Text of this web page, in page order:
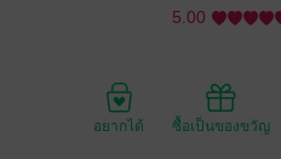
5.00
อยากได้ ซื้อเป็นของขวัญ